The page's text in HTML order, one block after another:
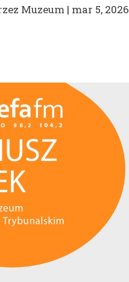
Muzeum| mar 5, 2026